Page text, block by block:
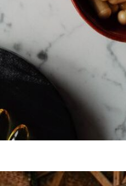
Kollagen ist in den
bekanntesten
Menschen verbinden
Kollagenkapseln mit